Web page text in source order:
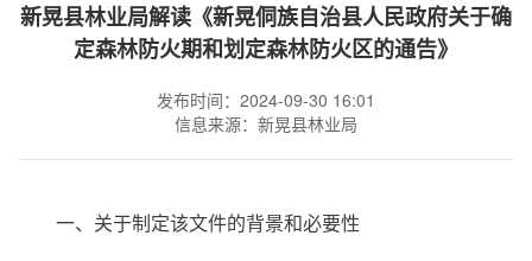
新晃县林业局解读《新晃侗族自治县人民政府关于确
定森林防火期和划定森林防火区的通告》
发布时间：2024-09-30 16:01
信息来源：新晃县林业局
一、关于制定该文件的背景和必要性